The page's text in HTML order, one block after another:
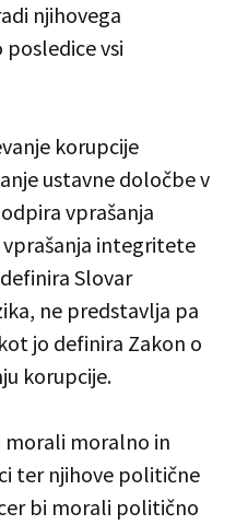
njihovega
vsi
korupcije
ustavne določbe v
vprašanja
integritete
Slovar
ne predstavlja pa
jo definira Zakon o
korupcije.
morali moralno in
ter njihove politične
bi morali politično